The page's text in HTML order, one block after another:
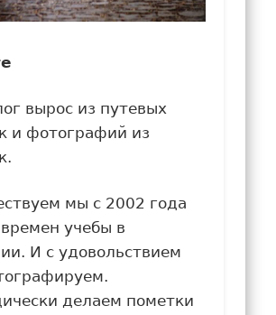
вырос из путевых
и фотографий из
мы с 2002 года
учебы в
И с удовольствием
делаем пометки